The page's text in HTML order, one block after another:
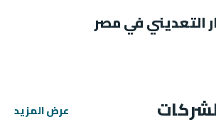
التعديني في مصر
عرض المزيد